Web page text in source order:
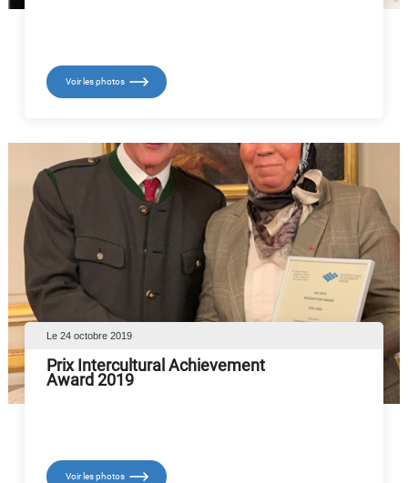
Voir les photos
Le 24 octobre 2019
Prix Intercultural Achievement
Award 2019
Voir les photos